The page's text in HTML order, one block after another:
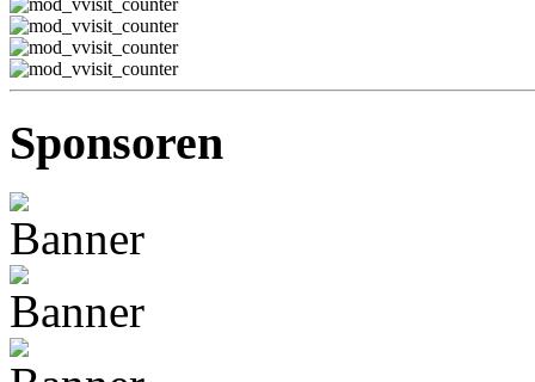
Sponsoren